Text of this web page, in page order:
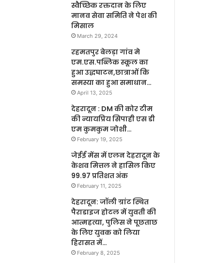
स्वैच्छिक रक्तदान के लिए
मानव सेवा समिति ने पेश की
मिसाल
March 29, 2024
रहमतपुर बेलड़ा गांव मे
एम.एस.पब्लिक स्कूल का
हुआ उद्धघाटन,छात्राओं कि
समस्या का हुआ समाधान…
April 13, 2025
देहरादून : DM की कोर टीम
की न्यायप्रिय सिपाही एस डी
एम कुमकुम जोशी…
February 19, 2025
जेईई मेंस में एलन देहरादून के
केशव मित्तल ने हासिल किए
99.97 प्रतिशत अंक
February 11, 2025
देहरादून: जॉली ग्रांट स्थित
पैराडाइज होटल में युवती की
आत्महत्या, पुलिस ने पूछताछ
के लिए युवक को लिया
हिरासत में…
February 8, 2025